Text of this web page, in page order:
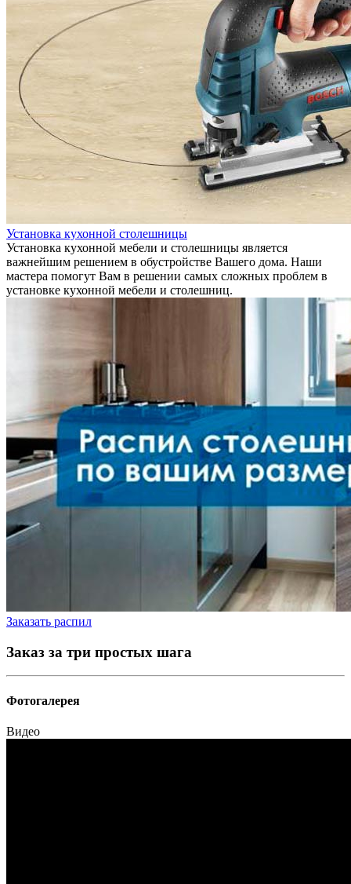
Установка кухонной столешницы
Установка кухонной мебели и столешницы является
важнейшим решением в обустройстве Вашего дома. Наши
мастера помогут Вам в решении самых сложных проблем в
установке кухонной мебели и столешниц.
Заказать распил
Заказ за три простых шага
Фотогалерея
Видео